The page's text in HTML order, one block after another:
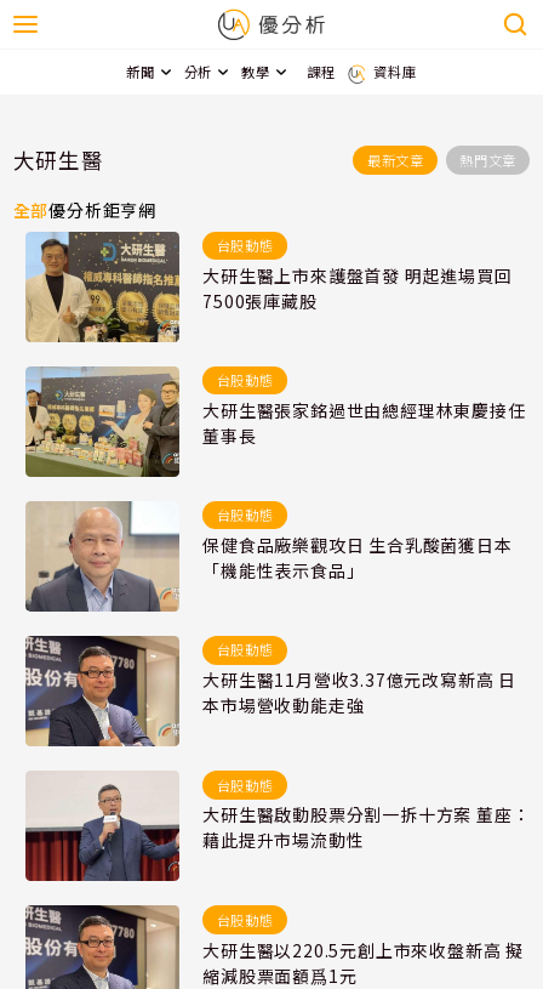
新聞 分析 教學 課程 資料庫
大研生醫 最新文章 熱門文章
全部優分析鉅亨網
台股動態
大研生醫上市來護盤首發 明起進場買回
7500張庫藏股
台股動態
大研生醫張家銘過世由總經理林東慶接任
董事長
台股動態
保健食品廠樂觀攻日 生合乳酸菌獲日本
「機能性表示食品」
台股動態
大研生醫11月營收3.37億元改寫新高 日
本市場營收動能走強
台股動態
大研生醫啟動股票分割一拆十方案 董座：
藉此提升市場流動性
台股動態
大研生醫以220.5元創上市來收盤新高 擬
縮減股票面額爲1元